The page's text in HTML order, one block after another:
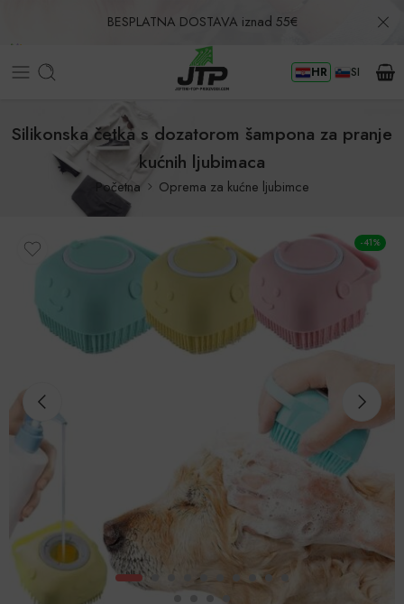
BESPLATNA DOSTAVA iznad 55€
Povrat u roku od 30 dana! HR SI
Silikonska četka s dozatorom šampona za pranje
kućnih ljubimaca
Početna Oprema za kućne ljubimce
-41%